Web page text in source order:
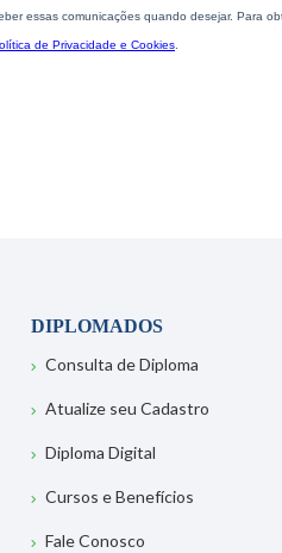
DIPLOMADOS
Consulta de Diploma
Atualize seu Cadastro
Diploma Digital
Cursos e Benefícios
Fale Conosco